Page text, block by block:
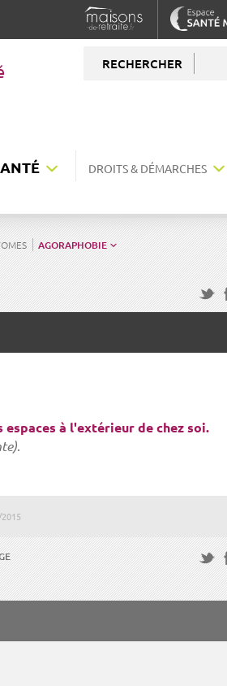
RECHERCHER
DROITS & DÉMARCHES
AGORAPHOBIE
à l'extérieur de chez soi.
.